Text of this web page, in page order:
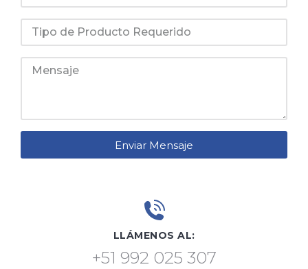
Enviar Mensaje
LLÁMENOS AL:
+51 992 025 307